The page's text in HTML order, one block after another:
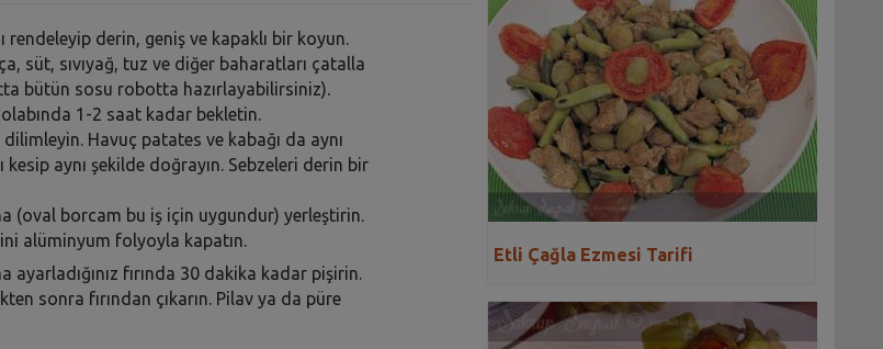
rendeleyip derin, geniş ve kapaklı bir koyun.
süt, sıvıyağ, tuz ve diğer baharatları çatalla
bütün sosu robotta hazırlayabilirsiniz).
1-2 saat kadar bekletin.
Havuç patates ve kabağı da aynı
aynı şekilde doğrayın. Sebzeleri derin bir
(oval borcam bu iş için uygundur) yerleştirin.
alüminyum folyoyla kapatın.
ayarladığınız fırında 30 dakika kadar pişirin.
sonra fırından çıkarın. Pilav ya da püre
Etli Çağla Ezmesi Tarifi